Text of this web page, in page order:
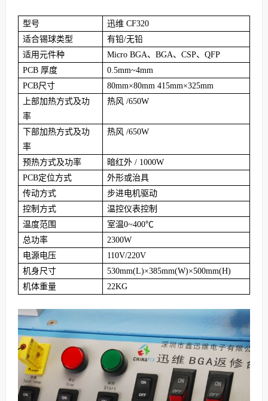
型号
迅维 CF320
适合锡球类型
有铅/无铅
适用元件种
Micro BGA、BGA、CSP、QFP
PCB 厚度
0.5mm~4mm
PCB尺寸
80mm×80mm 415mm×325mm
上部加热方式及功
率
热风 /650W
下部加热方式及功
率
热风 /650W
预热方式及功率
暗红外 / 1000W
PCB定位方式
外形或治具
传动方式
步进电机驱动
控制方式
温控仪表控制
温度范围
室温0~400℃
总功率
2300W
电源电压
110V/220V
机身尺寸
530mm(L)×385mm(W)×500mm(H)
机体重量
22KG